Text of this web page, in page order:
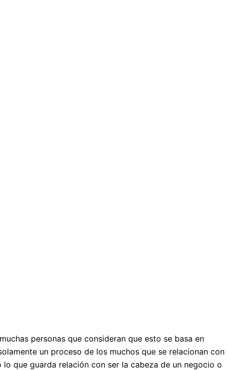
personas que consideran que esto se basa en
un proceso de los muchos que se relacionan con
que guarda relación con ser la cabeza de un negocio o